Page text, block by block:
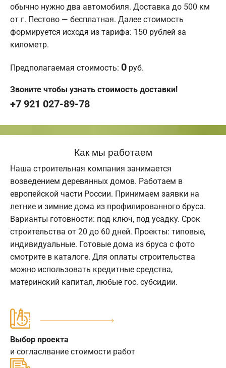
обычно нужно два автомобиля. Доставка до 500 км
от г. Пестово — бесплатная. Далее стоимость
формируется исходя из тарифа: 150 рублей за
километр.
Предполагаемая стоимость: 0 руб.
Звоните чтобы узнать стоимость доставки!
+7 921 027-89-78
Как мы работаем
Наша строительная компания занимается
возведением деревянных домов. Работаем в
европейской части России. Принимаем заявки на
летние и зимние дома из профилированного бруса.
Варианты готовности: под ключ, под усадку. Срок
строительства от 20 до 60 дней. Проекты: типовые,
индивидуальные. Готовые дома из бруса с фото
смотрите в каталоге. Для оплаты строительства
можно использовать кредитные средства,
материнский капитал, любые гос. субсидии.
Выбор проекта
и согласлвание стоимости работ